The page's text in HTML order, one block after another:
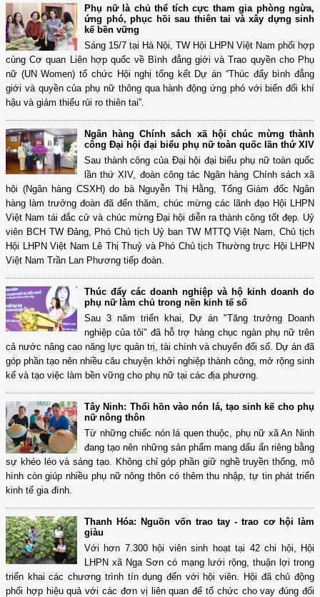
Phụ nữ là chủ thể tích cực tham gia phòng ngừa,
ứng phó, phục hồi sau thiên tai và xây dựng sinh
kế bền vững
Sáng 15/7 tại Hà Nội, TW Hội LHPN Việt Nam phối hợp
cùng Cơ quan Liên hợp quốc về Bình đẳng giới và Trao quyền cho Phụ
nữ (UN Women) tổ chức Hội nghị tổng kết Dự án “Thúc đẩy bình đẳng
giới và quyền của phụ nữ thông qua hành động ứng phó với biến đổi khí
hậu và giảm thiểu rủi ro thiên tai”.
Ngân hàng Chính sách xã hội chúc mừng thành
công Đại hội đại biểu phụ nữ toàn quốc lần thứ XIV
Sau thành công của Đại hội đại biểu phụ nữ toàn quốc
lần thứ XIV, đoàn công tác Ngân hàng Chính sách xã
hội (Ngân hàng CSXH) do bà Nguyễn Thị Hằng, Tổng Giám đốc Ngân
hàng làm trưởng đoàn đã đến thăm, chúc mừng các lãnh đạo Hội LHPN
Việt Nam tái đắc cử và chúc mừng Đại hội diễn ra thành công tốt đẹp. Uỷ
viên BCH TW Đảng, Phó Chủ tịch Uỷ ban TW MTTQ Việt Nam, Chủ tịch
Hội LHPN Việt Nam Lê Thị Thuỷ và Phó Chủ tịch Thường trực Hội LHPN
Việt Nam Trần Lan Phương tiếp đoàn.
Thúc đẩy các doanh nghiệp và hộ kinh doanh do
phụ nữ làm chủ trong nền kinh tế số
Sau 3 năm triển khai, Dự án "Tăng trưởng Doanh
nghiệp của tôi" đã hỗ trợ hàng chục ngàn phụ nữ trên
cả nước nâng cao năng lực quản trị, tài chính và chuyển đổi số. Dự án đã
góp phần tạo nên nhiều câu chuyện khởi nghiệp thành công, mở rộng sinh
kế và tạo việc làm bền vững cho phụ nữ tại các địa phương.
Tây Ninh: Thổi hồn vào nón lá, tạo sinh kế cho phụ
nữ nông thôn
Từ những chiếc nón lá quen thuộc, phụ nữ xã An Ninh
đang tạo nên những sản phẩm mang dấu ấn riêng bằng
sự khéo léo và sáng tạo. Không chỉ góp phần giữ nghề truyền thống, mô
hình còn giúp nhiều phụ nữ nông thôn có thêm thu nhập, tự tin phát triển
kinh tế gia đình.
Thanh Hóa: Nguồn vốn trao tay - trao cơ hội làm
giàu
Với hơn 7.300 hội viên sinh hoạt tại 42 chi hội, Hội
LHPN xã Nga Sơn có mạng lưới rộng, thuận lợi trong
triển khai các chương trình tín dụng đến với hội viên. Hội đã chủ động
phối hợp hiệu quả với các đơn vị liên quan để tổ chức cho vay đúng đối